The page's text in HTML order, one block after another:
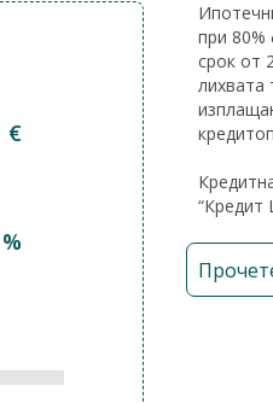
€
%
при 80%
срок от
лихвата
“Кредит